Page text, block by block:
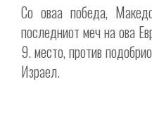
Со оваа победа,
последниот меч на ова
9. место, против
Израел.